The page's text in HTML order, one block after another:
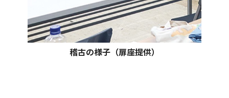
稽古の様子（扉座提供）